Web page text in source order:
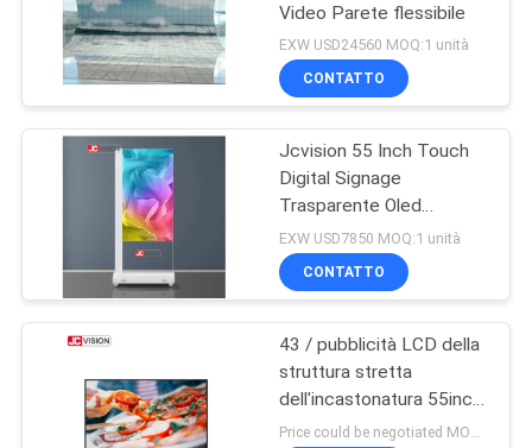
CASI
CHIEDI UN
PREVENTIVO
SITO
POLITICA
SULLA
Tavola bianca
interattiva
intelligente
61
Display interattivo a
schermo piatto
49
Video Parete flessibile
EXW USD24560 MOQ:1 unità
CONTATTO
Jcvision 55 Inch Touch
Digital Signage
Trasparente Oled
Windows Sistema
Android
EXW USD7850 MOQ:1 unità
CONTATTO
43 / pubblicità LCD della
struttura stretta
dell'incastonatura 55inch
visualizzare i bordi del